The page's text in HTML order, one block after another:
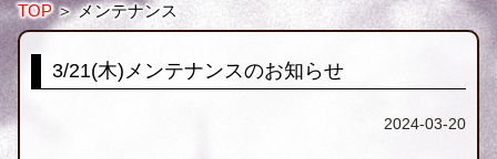
TOP＞メンテナンス
3/21(木)メンテナンスのお知らせ
2024-03-20